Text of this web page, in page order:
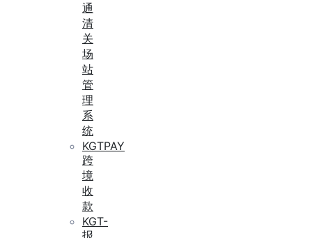
通
清
关
场
站
管
理
系
统
KGTPAY
跨
境
收
款
KGT-
报